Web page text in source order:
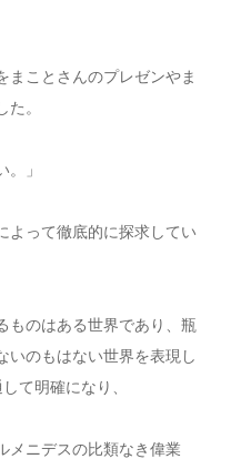
まことさんのプレゼンやま
。
」
よって徹底的に探求してい
ものはある世界であり、瓶
いのもはない世界を表現し
て明確になり、
メニデスの比類なき偉業